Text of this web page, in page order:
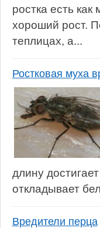
ростка есть
хороший рост.
теплицах, а...
Ростковая муха
длину
откладывает
Вредители перца